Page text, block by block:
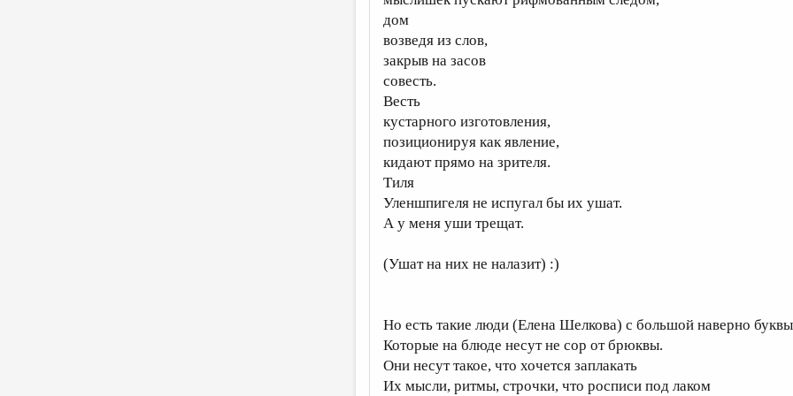
дом
возведя из слов,
закрыв на засов
совесть.
Весть
кустарного изготовления,
позиционируя как явление,
кидают прямо на зрителя.
Тиля
Уленшпигеля не испугал бы их ушат.
А у меня уши трещат.
(Ушат на них не налазит) :)
Но есть такие люди (Елена Шелкова) с большой наверно
Которые на блюде несут не сор от брюквы.
Они несут такое, что хочется заплакать
Их мысли, ритмы, строчки, что росписи под лаком